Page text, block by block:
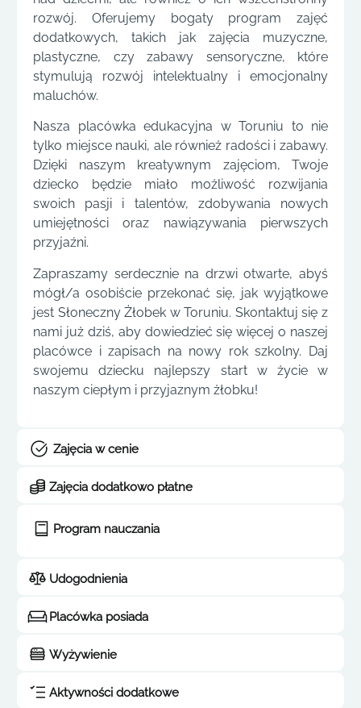
rozwój. Oferujemy bogaty program zajęć
dodatkowych, takich jak zajęcia muzyczne,
plastyczne, czy zabawy sensoryczne, które
stymulują rozwój intelektualny i emocjonalny
maluchów.
Nasza placówka edukacyjna w Toruniu to nie
tylko miejsce nauki, ale również radości i zabawy.
Dzięki naszym kreatywnym zajęciom, Twoje
dziecko będzie miało możliwość rozwijania
swoich pasji i talentów, zdobywania nowych
umiejętności oraz nawiązywania pierwszych
przyjaźni.
Zapraszamy serdecznie na drzwi otwarte, abyś
mógł/a osobiście przekonać się, jak wyjątkowe
jest Słoneczny Żłobek w Toruniu. Skontaktuj się z
nami już dziś, aby dowiedzieć się więcej o naszej
placówce i zapisach na nowy rok szkolny. Daj
swojemu dziecku najlepszy start w życie w
naszym ciepłym i przyjaznym żłobku!
Zajęcia w cenie
Zajęcia dodatkowo płatne
Program nauczania
Udogodnienia
Placówka posiada
Wyżywienie
Aktywności dodatkowe